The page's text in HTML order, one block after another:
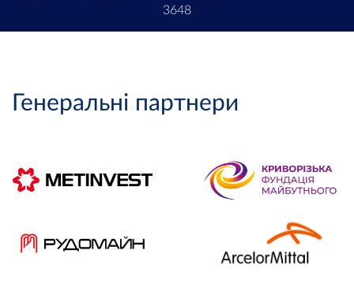
3648
Генеральні партнери